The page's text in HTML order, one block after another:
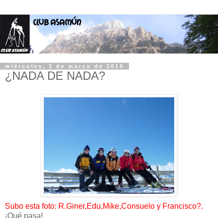
miércoles, 3 de marzo de 2010
¿NADA DE NADA?
Subo esta foto: R.Giner,Edu,Mike,Consuelo y Francisco?.
¡Qué pasa!